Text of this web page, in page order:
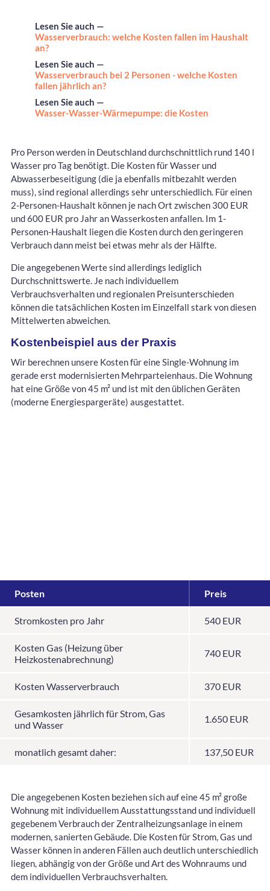
Lesen Sie auch —
Wasserverbrauch: welche Kosten fallen im Haushalt
an?
Lesen Sie auch —
Wasserverbrauch bei 2 Personen - welche Kosten
fallen jährlich an?
Lesen Sie auch —
Wasser-Wasser-Wärmepumpe: die Kosten
Pro Person werden in Deutschland durchschnittlich rund 140 l
Wasser pro Tag benötigt. Die Kosten für Wasser und
Abwasserbeseitigung (die ja ebenfalls mitbezahlt werden
muss), sind regional allerdings sehr unterschiedlich. Für einen
2-Personen-Haushalt können je nach Ort zwischen 300 EUR
und 600 EUR pro Jahr an Wasserkosten anfallen. Im 1-
Personen-Haushalt liegen die Kosten durch den geringeren
Verbrauch dann meist bei etwas mehr als der Hälfte.
Die angegebenen Werte sind allerdings lediglich
Durchschnittswerte. Je nach individuellem
Verbrauchsverhalten und regionalen Preisunterschieden
können die tatsächlichen Kosten im Einzelfall stark von diesen
Mittelwerten abweichen.
Kostenbeispiel aus der Praxis
Wir berechnen unsere Kosten für eine Single-Wohnung im
gerade erst modernisierten Mehrparteienhaus. Die Wohnung
hat eine Größe von 45 m² und ist mit den üblichen Geräten
(moderne Energiespargeräte) ausgestattet.
Posten Preis
Stromkosten pro Jahr 540 EUR
Kosten Gas (Heizung über
Heizkostenabrechnung)
740 EUR
Kosten Wasserverbrauch 370 EUR
Gesamkosten jährlich für Strom, Gas
und Wasser
1.650 EUR
monatlich gesamt daher: 137,50 EUR
Die angegebenen Kosten beziehen sich auf eine 45 m² große
Wohnung mit individuellem Ausstattungsstand und individuell
gegebenem Verbrauch der Zentralheizungsanlage in einem
modernen, sanierten Gebäude. Die Kosten für Strom, Gas und
Wasser können in anderen Fällen auch deutlich unterschiedlich
liegen, abhängig von der Größe und Art des Wohnraums und
dem individuellen Verbrauchsverhalten.